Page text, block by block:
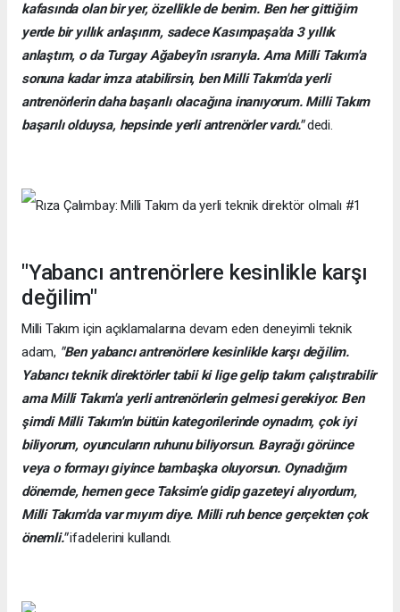
kafasında olan bir yer, özellikle de benim. Ben her gittiğim
yerde bir yıllık anlaşırım, sadece Kasımpaşa'da 3 yıllık
anlaştım, o da Turgay Ağabey'in ısrarıyla. Ama Milli Takım'a
sonuna kadar imza atabilirsin, ben Milli Takım'da yerli
antrenörlerin daha başarılı olacağına inanıyorum. Milli Takım
başarılı olduysa, hepsinde yerli antrenörler vardı."dedi.
"Yabancı antrenörlere kesinlikle karşı
değilim"
Milli Takım için açıklamalarına devam eden deneyimli teknik
adam, "Ben yabancı antrenörlere kesinlikle karşı değilim.
Yabancı teknik direktörler tabii ki lige gelip takım çalıştırabilir
ama Milli Takım'a yerli antrenörlerin gelmesi gerekiyor. Ben
şimdi Milli Takım'ın bütün kategorilerinde oynadım, çok iyi
biliyorum, oyuncuların ruhunu biliyorsun. Bayrağı görünce
veya o formayı giyince bambaşka oluyorsun. Oynadığım
dönemde, hemen gece Taksim'e gidip gazeteyi alıyordum,
Milli Takım'da var mıyım diye. Milli ruh bence gerçekten çok
önemli."ifadelerini kullandı.